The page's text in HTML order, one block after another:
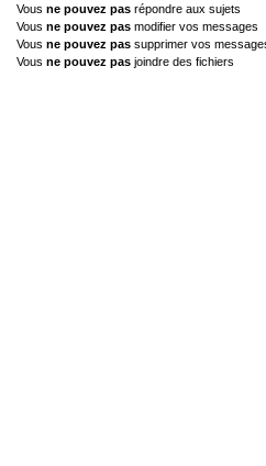
Vous ne pouvez pas répondre aux sujets
Vous ne pouvez pas modifier vos messages
Vous ne pouvez pas supprimer vos
Vous ne pouvez pas joindre des fichiers